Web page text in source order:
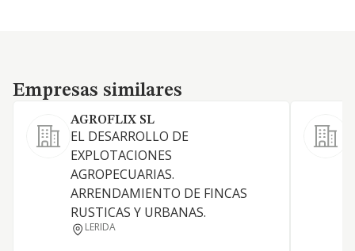
Empresas similares
Empresas similares
AGROFLIX SL
EL DESARROLLO DE
EXPLOTACIONES
AGROPECUARIAS.
ARRENDAMIENTO DE FINCAS
RUSTICAS Y URBANAS.
LERIDA